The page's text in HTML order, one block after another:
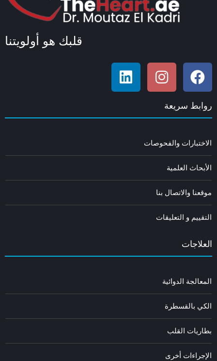
قلبك هو أولويتنا
روابط سريعة
الاختبارات والفحوصات
الأبحاث العلمية
موقعنا والاتصال بنا
التقييم و التعليقات
العلاجات
المعالجة الدوائية
الكي بالقسطرة
بطاريات القلب
الإجراءات أخرى